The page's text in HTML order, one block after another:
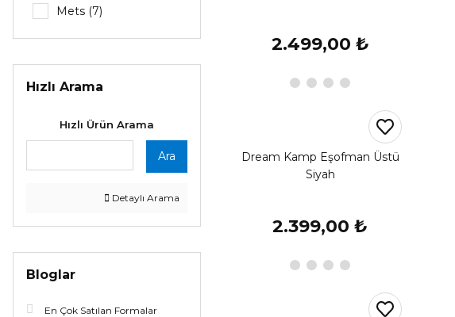
Mets (7)
Hızlı Arama
Hızlı Ürün Arama
Ara
Detaylı Arama
Bloglar
En Çok Satılan Formalar
2.499,00 ₺
Dream Kamp Eşofman Üstü
Siyah
2.399,00 ₺